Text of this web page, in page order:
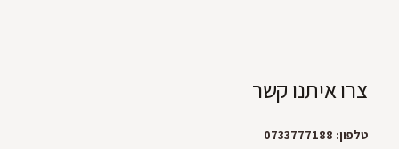
צרו איתנו קשר
טלפון: 0733777188